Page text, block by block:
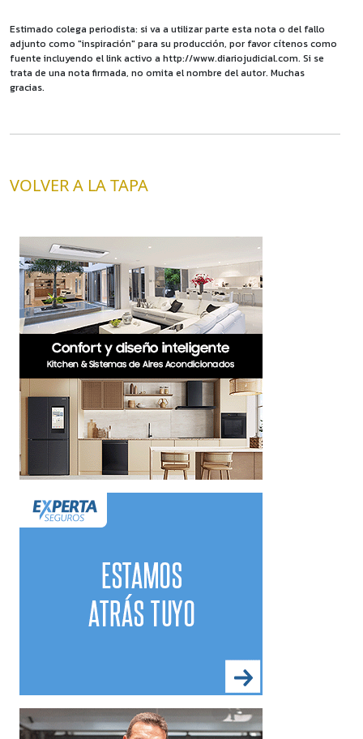
Estimado colega periodista: si va a utilizar parte esta nota o del fallo
adjunto como "inspiración" para su producción, por favor cítenos como
fuente incluyendo el link activo a http://www.diariojudicial.com. Si se
trata de una nota firmada, no omita el nombre del autor. Muchas
gracias.
VOLVER A LA TAPA